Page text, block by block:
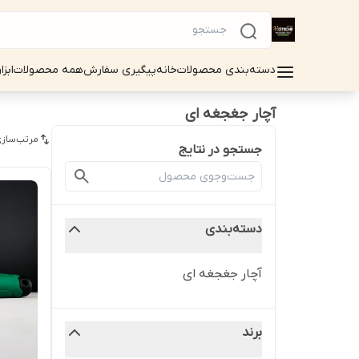
دسته‌بندی محصولاتخانهپیگیری سفارشهمه محصولات
آچار جغجغه ای
جستجو در نتایج
دسته‌بندی
آچار جغجغه ای
برند